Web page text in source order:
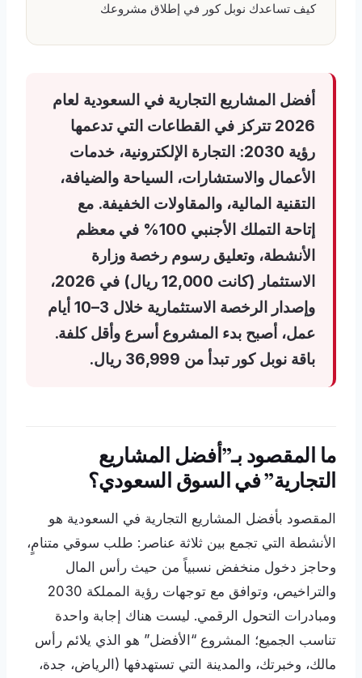
كيف تساعدك نوبل كور في إطلاق مشروعك
أفضل المشاريع التجارية في السعودية لعام
2026 تتركز في القطاعات التي تدعمها
رؤية 2030: التجارة الإلكترونية، خدمات
الأعمال والاستشارات، السياحة والضيافة،
التقنية المالية، والمقاولات الخفيفة. مع
إتاحة التملك الأجنبي 100% في معظم
الأنشطة، وتعليق رسوم رخصة وزارة
الاستثمار (كانت 12,000 ريال) في 2026،
وإصدار الرخصة الاستثمارية خلال 3–10 أيام
عمل، أصبح بدء المشروع أسرع وأقل كلفة.
باقة نوبل كور تبدأ من 36,999 ريال.
ما المقصود بـ”أفضل المشاريع
التجارية” في السوق السعودي؟
المقصود بأفضل المشاريع التجارية في السعودية هو
الأنشطة التي تجمع بين ثلاثة عناصر: طلب سوقي متنامٍ،
وحاجز دخول منخفض نسبياً من حيث رأس المال
والتراخيص، وتوافق مع توجهات رؤية المملكة 2030
ومبادرات التحول الرقمي. ليست هناك إجابة واحدة
تناسب الجميع؛ المشروع “الأفضل” هو الذي يلائم رأس
مالك، وخبرتك، والمدينة التي تستهدفها (الرياض، جدة،